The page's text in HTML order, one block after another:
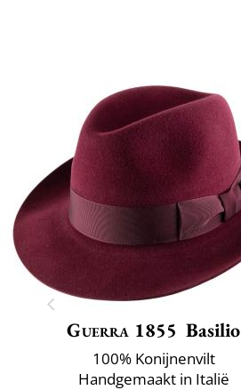
Guerra 1855 Basilio
100% Konijnenvilt
Handgemaakt in Italië